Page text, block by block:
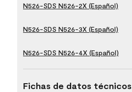
N526-SDS N526-2X (Español)
N526-SDS N526-3X (Español)
N526-SDS N526-4X (Español)
Fichas de datos técnicos